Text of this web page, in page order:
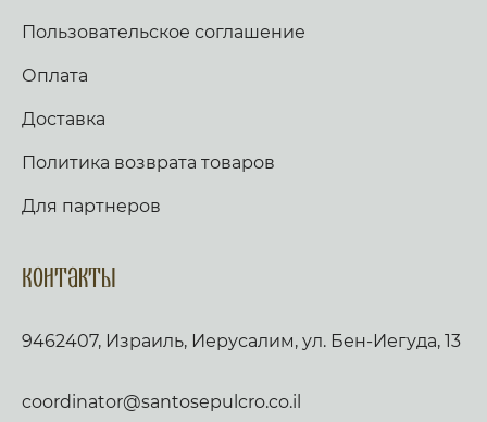
Пользовательское соглашение
Оплата
Доставка
Политика возврата товаров
Для партнеров
Контакты
9462407, Израиль, Иерусалим, ул. Бен-Иегуда, 13
coordinator@santosepulcro.co.il